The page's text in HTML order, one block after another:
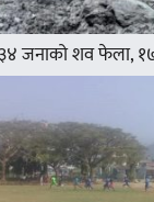
जनाको शव फेला,